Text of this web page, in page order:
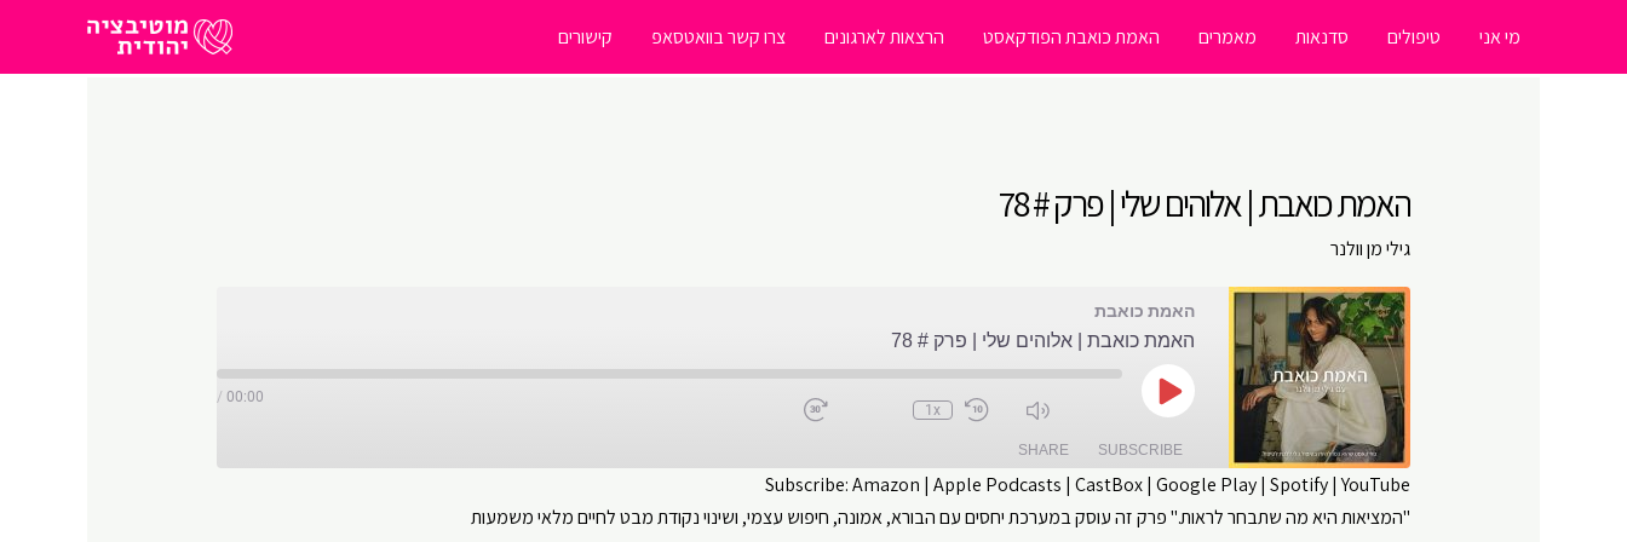
מי אני טיפולים סדנאות מאמרים האמת כואבת הפודקאסט הרצאות לארגונים צרו קשר בוואטסאפ קישורים
האמת כואבת | אלוהים שלי | פרק # 78
גילי מן וולנר
האמת כואבת
האמת כואבת | אלוהים שלי | פרק # 78
Play
Episode
1x
00:00
/
SUBSCRIBE
SHARE
Amazon
Apple Podcasts
CastBox SHARE
Subscribe:Amazon |Apple Podcasts |CastBox|Google Play|Spotify|YouTube
"המציאות היא מה שתבחר לראות." פרק זה עוסק במערכת יחסים עם הבורא, אמונה, חיפוש עצמי, ושינוי נקודת מבט לחיים מלאי משמעות